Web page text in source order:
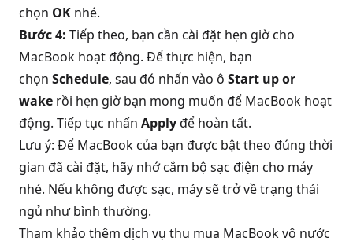
chọn OK nhé.
Bước 4: Tiếp theo, bạn cần cài đặt hẹn giờ cho
MacBook hoạt động. Để thực hiện, bạn
chọn Schedule, sau đó nhấn vào ô Start up or
wake rồi hẹn giờ bạn mong muốn để MacBook hoạt
động. Tiếp tục nhấn Applyđể hoàn tất.
Lưu ý: Để MacBook của bạn được bật theo đúng thời
gian đã cài đặt, hãy nhớ cắm bộ sạc điện cho máy
nhé. Nếu không được sạc, máy sẽ trở về trạng thái
ngủ như bình thường.
Tham khảo thêm dịch vụ thu mua MacBook vô nước